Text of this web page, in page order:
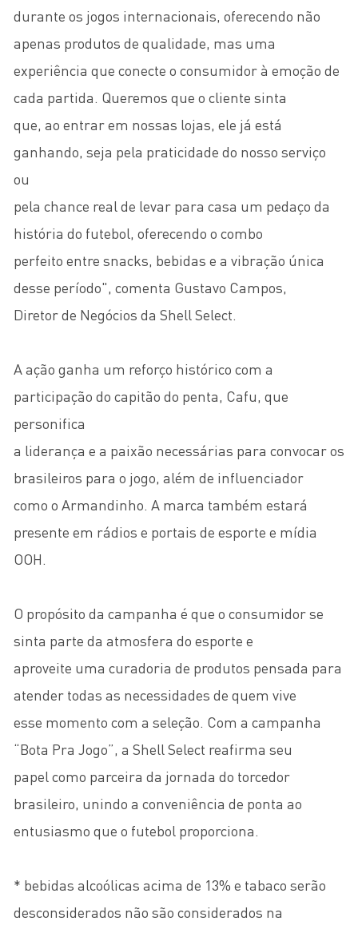
durante os jogos internacionais, oferecendo não
apenas produtos de qualidade, mas uma
experiência que conecte o consumidor à emoção de
cada partida. Queremos que o cliente sinta
que, ao entrar em nossas lojas, ele já está
ganhando, seja pela praticidade do nosso serviço
ou
pela chance real de levar para casa um pedaço da
história do futebol, oferecendo o combo
perfeito entre snacks, bebidas e a vibração única
desse período", comenta Gustavo Campos,
Diretor de Negócios da Shell Select.
A ação ganha um reforço histórico com a
participação do capitão do penta, Cafu, que
personifica
a liderança e a paixão necessárias para convocar os
brasileiros para o jogo, além de influenciador
como o Armandinho. A marca também estará
presente em rádios e portais de esporte e mídia
OOH.
O propósito da campanha é que o consumidor se
sinta parte da atmosfera do esporte e
aproveite uma curadoria de produtos pensada para
atender todas as necessidades de quem vive
esse momento com a seleção. Com a campanha
“Bota Pra Jogo”, a Shell Select reafirma seu
papel como parceira da jornada do torcedor
brasileiro, unindo a conveniência de ponta ao
entusiasmo que o futebol proporciona.
* bebidas alcoólicas acima de 13% e tabaco serão
desconsiderados não são considerados na